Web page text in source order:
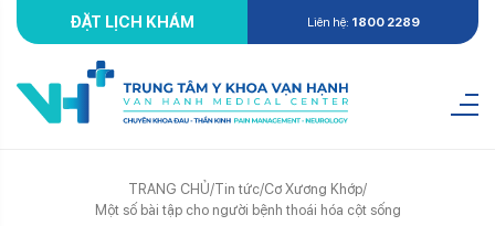
ĐẶT LỊCH KHÁM Liên hệ: 1800 2289
TRANG CHỦ/Tin tức/Cơ Xương Khớp/
Một số bài tập cho người bệnh thoái hóa cột sống